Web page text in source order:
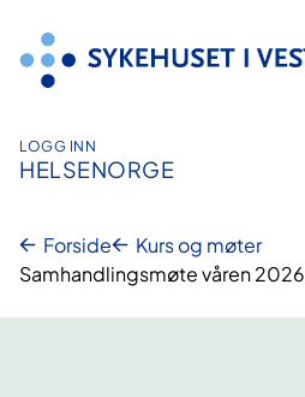
innhold
LOGG INN
HELSENORGE
Forside
Kurs og møter
Samhandlingsmøte våren 2026